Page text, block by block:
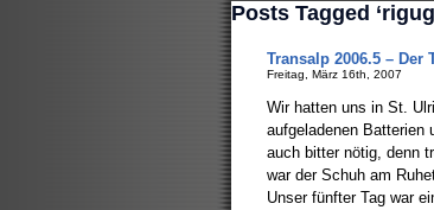
Posts Tagged
Transalp 2006.5 – Der
Freitag, März 16th, 2007
Wir hatten uns in St.
aufgeladenen Batterien
auch bitter nötig, denn
war der Schuh am
Unser fünfter Tag war